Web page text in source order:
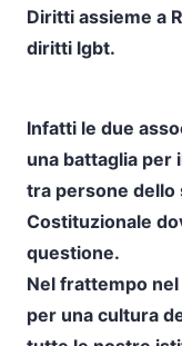
Diritti assieme a
diritti lgbt.
Infatti le due
una battaglia per
tra persone dello
Costituzionale
questione.
Nel frattempo
per una cultura